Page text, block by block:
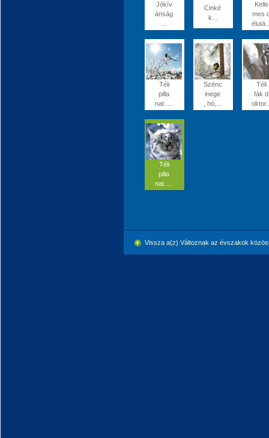
Jókív
ánság
Cinké
k...
Kelle
mes
Téli
pilla
nat.....
Szénc
inege
, hó,...
Téli
fák d
Téli
pilla
nat.....
Vissza a(z) Változnak az évszakok